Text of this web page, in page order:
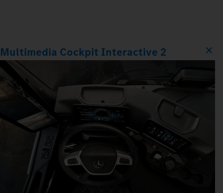
Multimedia Cockpit Interactive 2